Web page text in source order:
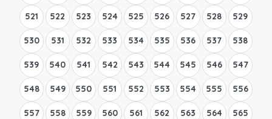
521 522 523 524 525 526 527 528 529
530 531 532 533 534 535 536 537 538
539 540 541 542 543 544 545 546 547
548 549 550 551 552 553 554 555 556
557 558 559 560 561 562 563 564 565